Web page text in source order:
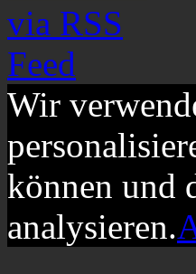
Wir
können und
analysieren.